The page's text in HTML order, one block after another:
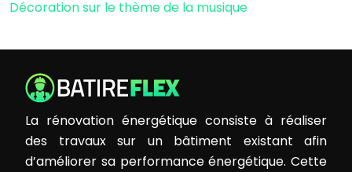
Décoration sur le thème de la musique
La rénovation énergétique consiste à réaliser
des travaux sur un bâtiment existant afin
d’améliorer sa performance énergétique. Cette